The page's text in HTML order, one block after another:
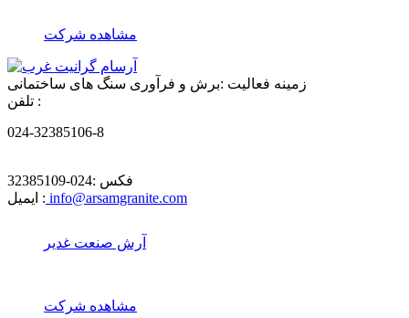
مشاهده شرکت
زمینه فعالیت :برش و فرآوری سنگ های ساختمانی
تلفن :
024-32385106-8
فکس :024-32385109
ایمیل : info@arsamgranite.com
آرش صنعت غدیر
مشاهده شرکت